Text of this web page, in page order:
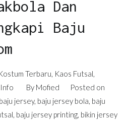
Dan
Baju
Terbaru, Kaos Futsal,
By Mofied
Posted on
baju jersey, baju jersey bola, baju
, baju jersey printing, bikin jersey